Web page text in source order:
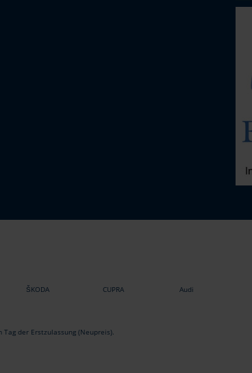
ŠKODA CUPRA Audi
der Erstzulassung (Neupreis).